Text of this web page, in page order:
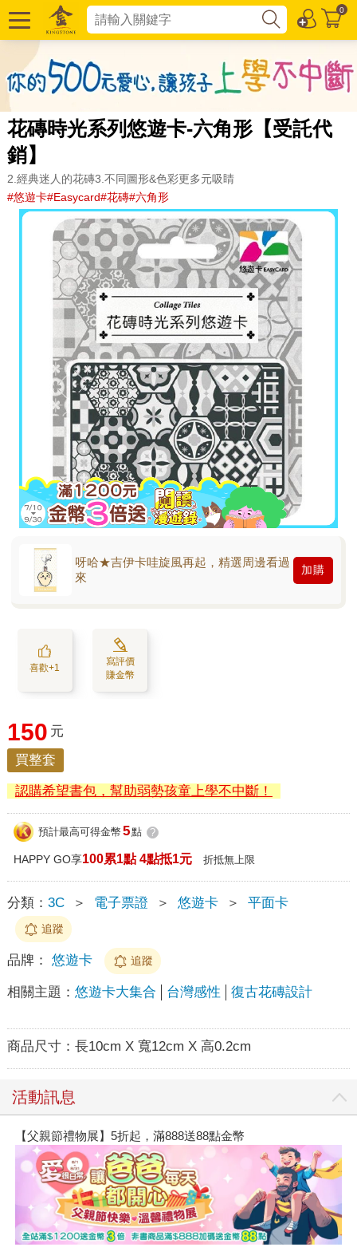
0
花磚時光系列悠遊卡-六角形【受託代
銷】
2.經典迷人的花磚3.不同圖形&色彩更多元吸睛
#悠遊卡#Easycard#花磚#六角形
呀哈★吉伊卡哇旋風再起，精選周邊看過
來
加購
喜歡+1
寫評價
賺金幣
150 元
買整套
認購希望書包，幫助弱勢孩童上學不中斷！
預計最高可得金幣 5點 ?
HAPPY GO享100累1點 4點抵1元 折抵無上限
分類： 3C ＞ 電子票證 ＞ 悠遊卡 ＞ 平面卡
追蹤
品牌： 悠遊卡 追蹤
相關主題： 悠遊卡大集合 台灣感性 復古花磚設計
商品尺寸： 長10cm X 寬12cm X 高0.2cm
活動訊息
【父親節禮物展】5折起，滿888送88點金幣